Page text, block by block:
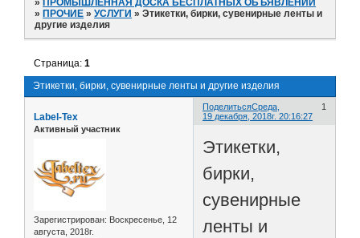
»ПРОМЫШЛЕННАЯ ДОСКА БЕСПЛАТНЫХ ОБЪЯВЛЕНИЙ
»ПРОЧИЕ »УСЛУГИ »Этикетки, бирки, сувенирные ленты и
другие изделия
Этикетки, бирки, сувенирные ленты и другие изделия
Страница:1
Поделиться 1
Среда,
19 декабря, 2018г. 20:16:27
Label-Tex
Активный участник
Зарегистрирован: Воскресенье, 12
августа, 2018г.
Этикетки,
бирки,
сувенирные
ленты и